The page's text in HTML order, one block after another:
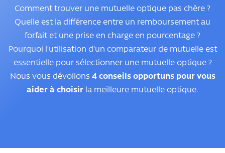
Comment trouver une mutuelle optique pas chère ?
Quelle est la différence entre un remboursement au
forfait et une prise en charge en pourcentage ?
Pourquoi l’utilisation d’un comparateur de mutuelle est
essentielle pour sélectionner une mutuelle optique ?
Nous vous dévoilons 4 conseils opportuns pour vous
aider à choisir la meilleure mutuelle optique.